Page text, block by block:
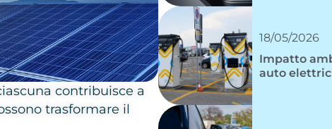
contribuisce a
trasformare il
18/05/2026
Impatto
auto